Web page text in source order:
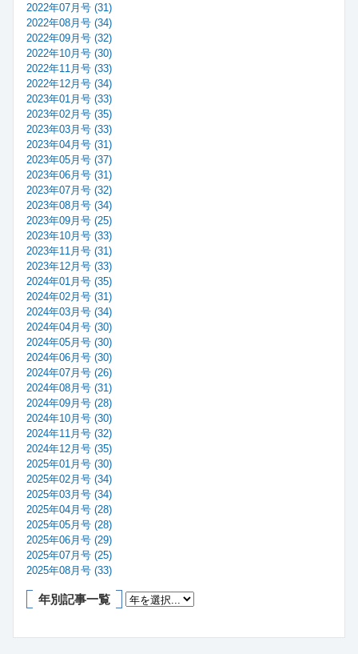
2022年07月号 (31)
2022年08月号 (34)
2022年09月号 (32)
2022年10月号 (30)
2022年11月号 (33)
2022年12月号 (34)
2023年01月号 (33)
2023年02月号 (35)
2023年03月号 (33)
2023年04月号 (31)
2023年05月号 (37)
2023年06月号 (31)
2023年07月号 (32)
2023年08月号 (34)
2023年09月号 (25)
2023年10月号 (33)
2023年11月号 (31)
2023年12月号 (33)
2024年01月号 (35)
2024年02月号 (31)
2024年03月号 (34)
2024年04月号 (30)
2024年05月号 (30)
2024年06月号 (30)
2024年07月号 (26)
2024年08月号 (31)
2024年09月号 (28)
2024年10月号 (30)
2024年11月号 (32)
2024年12月号 (35)
2025年01月号 (30)
2025年02月号 (34)
2025年03月号 (34)
2025年04月号 (28)
2025年05月号 (28)
2025年06月号 (29)
2025年07月号 (25)
2025年08月号 (33)
年別記事一覧